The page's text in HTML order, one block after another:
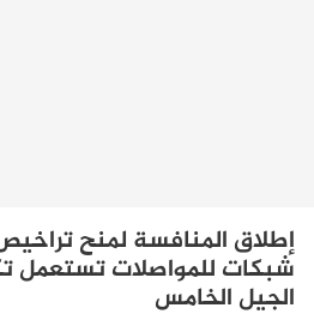
إطلاق المنافسة لمنح
شبكات للمواصلات تستعمل
الجيل الخامس